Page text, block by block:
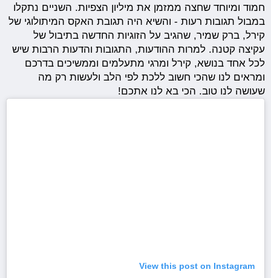
חמוד ומיוחד שחצה ממזמן את מיליון הצפיות. השניים נתקלו
במבול תגובות רעות - והשיא היה תגובת האקס המיתולוגי של
קירל, ברק שמיר, שהגיב על הזוגיות החדשה בתיבול של
עקיצה קטנה. למרות ההודעות, התגובות והדעות הרבות שיש
לכל אחד בנושא, קירל ומרגי מתעלמים וממשיכים בדרכם
ומראים לנו שהכי חשוב ללכת לפי הלב ולעשות רק מה
שעושה לנו טוב. הכי בא לנו אתכם!
View this post on Instagram